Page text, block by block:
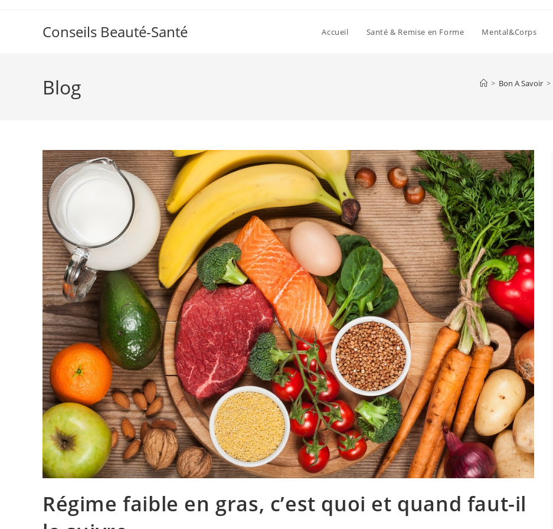
Conseils Beauté-Santé Accueil Santé & Remise en Forme Mental&Corps
Blog > Bon A Savoir >
Régime faible en gras, c’est quoi et quand faut-il